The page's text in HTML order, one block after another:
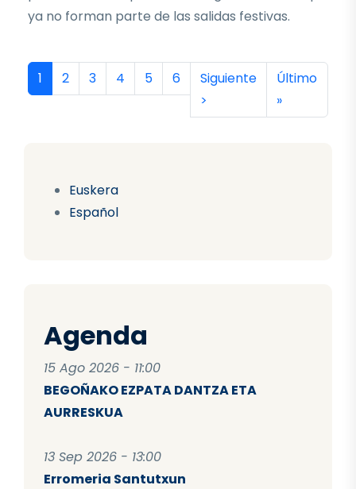
Euskera
Español
Agenda
15 Ago 2026 - 11:00
BEGOÑAKO EZPATA DANTZA ETA
AURRESKUA
13 Sep 2026 - 13:00
Erromeria Santutxun
ya no forman parte de las salidas festivas.
Paginación
Página actual
1 Página
2 Página
3 Página
4 Página
5 Página
6 Siguiente página
Siguiente
>
Última
Último
»